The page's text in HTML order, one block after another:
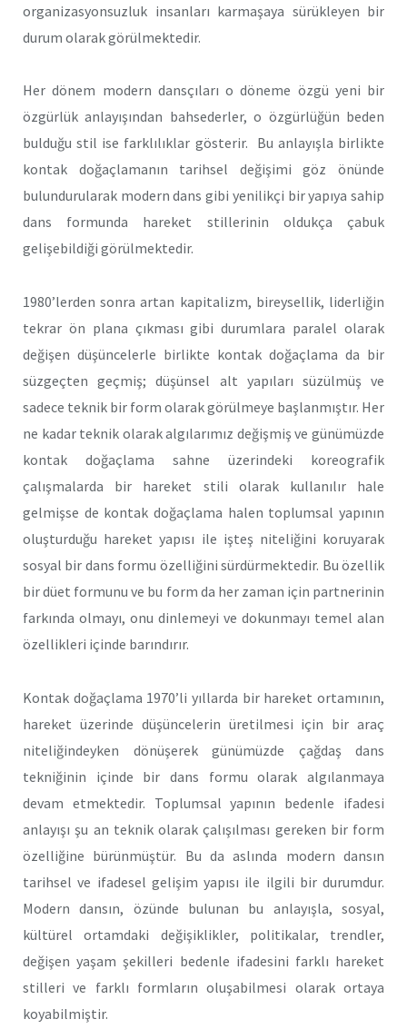
organizasyonsuzluk insanları karmaşaya sürükleyen bir
durum olarak görülmektedir.
Her dönem modern dansçıları o döneme özgü yeni bir
özgürlük anlayışından bahsederler, o özgürlüğün beden
bulduğu stil ise farklılıklar gösterir. Bu anlayışla birlikte
kontak doğaçlamanın tarihsel değişimi göz önünde
bulundurularak modern dans gibi yenilikçi bir yapıya sahip
dans formunda hareket stillerinin oldukça çabuk
gelişebildiği görülmektedir.
1980’lerden sonra artan kapitalizm, bireysellik, liderliğin
tekrar ön plana çıkması gibi durumlara paralel olarak
değişen düşüncelerle birlikte kontak doğaçlama da bir
süzgeçten geçmiş; düşünsel alt yapıları süzülmüş ve
sadece teknik bir form olarak görülmeye başlanmıştır. Her
ne kadar teknik olarak algılarımız değişmiş ve günümüzde
kontak doğaçlama sahne üzerindeki koreografik
çalışmalarda bir hareket stili olarak kullanılır hale
gelmişse de kontak doğaçlama halen toplumsal yapının
oluşturduğu hareket yapısı ile işteş niteliğini koruyarak
sosyal bir dans formu özelliğini sürdürmektedir. Bu özellik
bir düet formunu ve bu form da her zaman için partnerinin
farkında olmayı, onu dinlemeyi ve dokunmayı temel alan
özellikleri içinde barındırır.
Kontak doğaçlama 1970’li yıllarda bir hareket ortamının,
hareket üzerinde düşüncelerin üretilmesi için bir araç
niteliğindeyken dönüşerek günümüzde çağdaş dans
tekniğinin içinde bir dans formu olarak algılanmaya
devam etmektedir. Toplumsal yapının bedenle ifadesi
anlayışı şu an teknik olarak çalışılması gereken bir form
özelliğine bürünmüştür. Bu da aslında modern dansın
tarihsel ve ifadesel gelişim yapısı ile ilgili bir durumdur.
Modern dansın, özünde bulunan bu anlayışla, sosyal,
kültürel ortamdaki değişiklikler, politikalar, trendler,
değişen yaşam şekilleri bedenle ifadesini farklı hareket
stilleri ve farklı formların oluşabilmesi olarak ortaya
koyabilmiştir.